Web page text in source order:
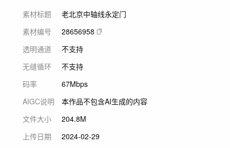
素材标题
老北京中轴线永定门
素材编号
28656958
透明通道
不支持
无缝循环
不支持
码率
67Mbps
AIGC说明
本作品不包含AI生成的内容
文件大小
204.8M
上传日期
2024-02-29